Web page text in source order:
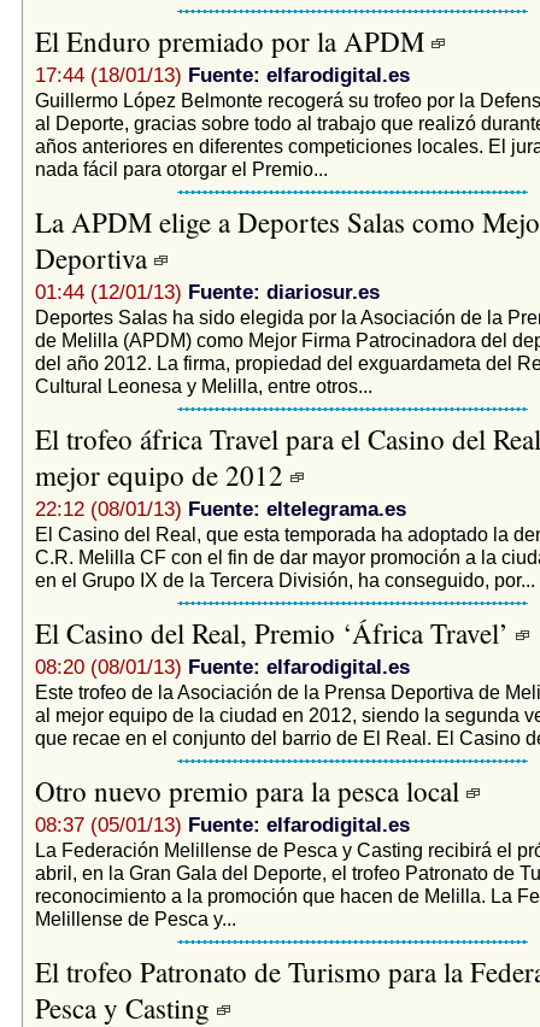
El Enduro premiado por la APDM
17:44 (18/01/13) Fuente: elfarodigital.es
Guillermo López Belmonte recogerá su trofeo por la
al Deporte, gracias sobre todo al trabajo que realizó
años anteriores en diferentes competiciones locales. El
nada fácil para otorgar el Premio...
La APDM elige a Deportes Salas como
Deportiva
01:44 (12/01/13) Fuente: diariosur.es
Deportes Salas ha sido elegida por la Asociación de la
de Melilla (APDM) como Mejor Firma Patrocinadora del
del año 2012. La firma, propiedad del exguardameta del
Cultural Leonesa y Melilla, entre otros...
El trofeo áfrica Travel para el Casino del
mejor equipo de 2012
22:12 (08/01/13) Fuente: eltelegrama.es
El Casino del Real, que esta temporada ha adoptado la
C.R. Melilla CF con el fin de dar mayor promoción a la
en el Grupo IX de la Tercera División, ha conseguido, por...
El Casino del Real, Premio ‘África Travel’
08:20 (08/01/13) Fuente: elfarodigital.es
Este trofeo de la Asociación de la Prensa Deportiva de
al mejor equipo de la ciudad en 2012, siendo la segunda
que recae en el conjunto del barrio de El Real. El Casino
Otro nuevo premio para la pesca local
08:37 (05/01/13) Fuente: elfarodigital.es
La Federación Melillense de Pesca y Casting recibirá el
abril, en la Gran Gala del Deporte, el trofeo Patronato de
reconocimiento a la promoción que hacen de Melilla. La
Melillense de Pesca y...
El trofeo Patronato de Turismo para la
Pesca y Casting